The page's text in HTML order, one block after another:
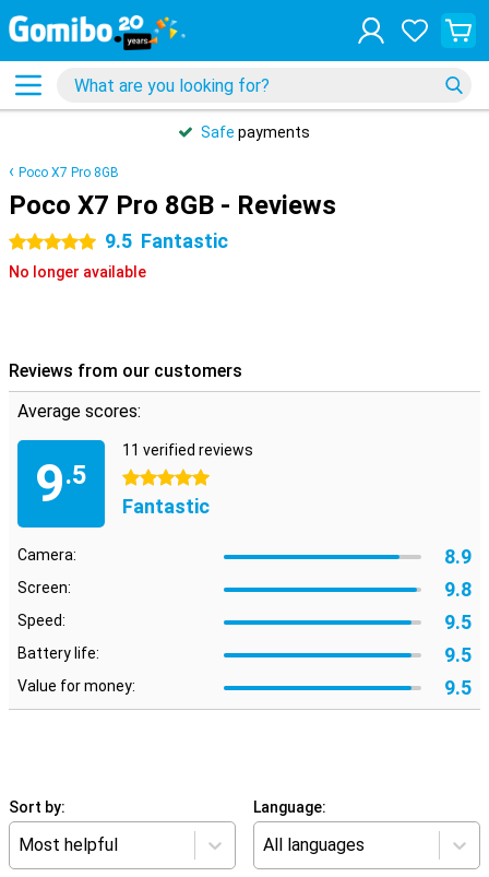
Safe payments
Poco X7 Pro 8GB
Poco X7 Pro 8GB - Reviews
5 stars 9.5 Fantastic
No longer available
Reviews from our customers
Average scores:
9.5
11 verified reviews
5 stars
Fantastic
Camera: 8.9
Screen: 9.8
Speed: 9.5
Battery life: 9.5
Value for money: 9.5
Sort by:
Most helpful
Language:
All languages